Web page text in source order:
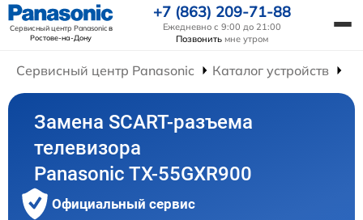
Сервисный центр Panasonicв
Ростове-на-Дону
+7 (863) 209-71-88
Ежедневно с 9:00 до 21:00
Позвонить мне утром
Сервисный центр Panasonic Каталог устройств
Замена SCART-разъема
телевизора
Panasonic TX-55GXR900
Официальный сервис